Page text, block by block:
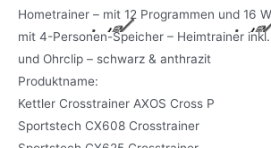
Produktname:
Kettler Crosstrainer AXOS Cross P
Sportstech CX608 Crosstrainer